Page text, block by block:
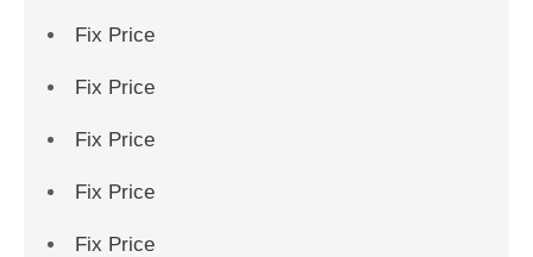
Fix Price
Fix Price
Fix Price
Fix Price
Fix Price